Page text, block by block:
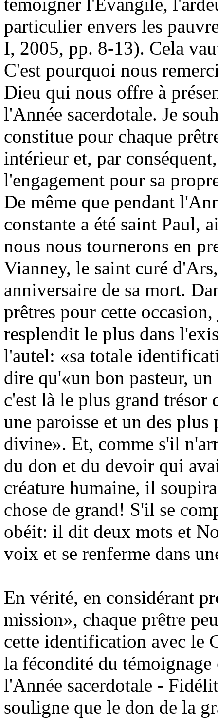
particulier envers les
I, 2005, pp. 8-13). Cela
C'est pourquoi nous
Dieu qui nous offre à
l'Année sacerdotale. Je
constitue pour chaque
intérieur et, par
l'engagement pour sa
De même que pendant
constante a été saint Paul,
nous nous tournerons en
Vianney, le saint curé
anniversaire de sa mort.
prêtres pour cette
resplendit le plus dans
l'autel: «sa totale
dire qu'«un bon pasteur,
c'est là le plus grand trésor
une paroisse et un des
divine». Et, comme s'il
du don et du devoir qui
créature humaine, il
chose de grand! S'il se
obéit: il dit deux mots et
voix et se renferme dans
En vérité, en considérant
mission», chaque prêtre
cette identification avec le
la fécondité du
l'Année sacerdotale -
souligne que le don de la